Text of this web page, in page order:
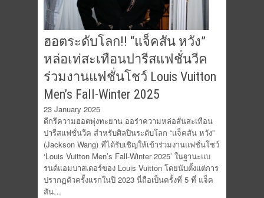
ฮอตระดับโลก!! “แจ็คสัน หวัง”
หล่อเท่สะเทือนปารีสแฟชั่นวีค
ร่วมงานแฟชั่นโชว์ Louis Vuitton
Men’s Fall-Winter 2025
23 January 2025
ดีกรีความฮอตพุ่งทะยาน ออร่าความหล่อสั่นสะเทือน
ปารีสแฟชั่นวีค สำหรับศิลปินระดับโลก “แจ็คสัน หวัง”
(Jackson Wang) ที่ได้รับเชิญให้เข้าร่วมงานแฟชั่นโชว์
‘Louis Vuitton Men’s Fall-Winter 2025’ ในฐานะแบ
รนด์แอมบาสเดอร์ของ Louis Vuitton โดยนับตั้งแต่การ
ปรากฏตัวครั้งแรกในปี 2023 นี่ถือเป็นครั้งที่ 5 ที่ แจ็ค
สัน…